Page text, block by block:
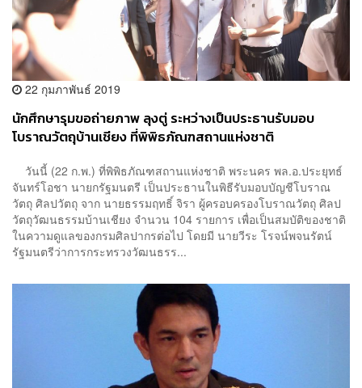
22 กุมภาพันธ์ 2019
นักศึกษารุมขอถ่ายภาพ ลุงตู่ ระหว่างเป็นประธานรับมอบ
โบราณวัตถุบ้านเชียง ที่พิพิธภัณฑสถานแห่งชาติ
วันนี้ (22 ก.พ.) ที่พิพิธภัณฑสถานแห่งชาติ พระนคร พล.อ.ประยุทธ์
จันทร์โอชา นายกรัฐมนตรี เป็นประธานในพิธีรับมอบบัญชีโบราณ
วัตถุ ศิลปวัตถุ จาก นายธรรมฤทธิ์ จิรา ผู้ครอบครองโบราณวัตถุ ศิลป
วัตถุวัฒนธรรมบ้านเชียง จำนวน 104 รายการ เพื่อเป็นสมบัติของชาติ
ในความดูแลของกรมศิลปากรต่อไป โดยมี นายวีระ โรจน์พจนรัตน์
รัฐมนตรีว่าการกระทรวงวัฒนธรร...